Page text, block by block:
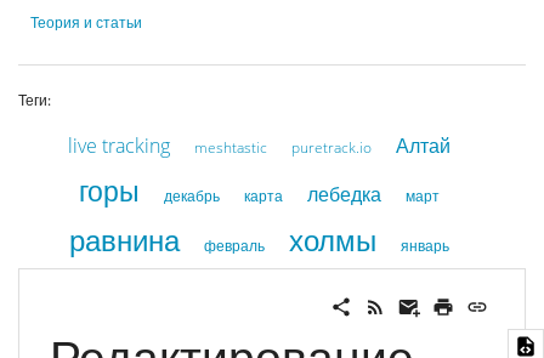
Теория и статьи
Теги:
live tracking meshtastic puretrack.io Алтай
горы декабрь карта лебедка март
равнина февраль холмы январь